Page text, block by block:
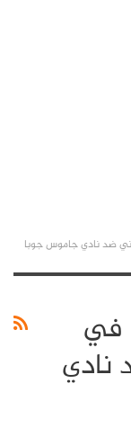
ضد نادي جاموس جوبا
في